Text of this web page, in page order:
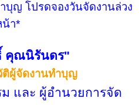
บุญ โปรดจองวันจัดงานล่วง
น้า*
คุณนิรันดร"
ติผู้จัดงานทำบุญ
และ ผู้อำนวยการจัด